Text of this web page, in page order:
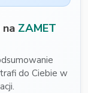
ZAMET
do Ciebie w